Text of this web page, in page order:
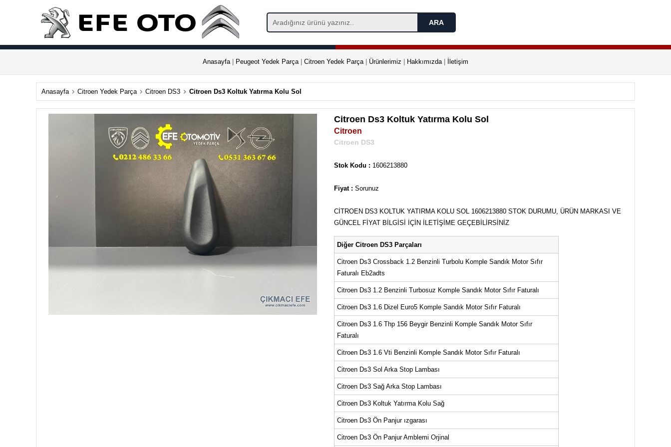
Anasayfa| Peugeot Yedek Parça| Citroen Yedek Parça| Ürünlerimiz Hakkımızda| İletişim
Anasayfa Citroen Yedek Parça Citroen DS3 Citroen Ds3 Koltuk Yatırma Kolu Sol
Citroen Ds3 Koltuk Yatırma Kolu Sol
Citroen
Citroen DS3
Stok Kodu : 1606213880
Fiyat : Sorunuz
CİTROEN DS3 KOLTUK YATIRMA KOLU SOL 1606213880 STOK DURUMU, ÜRÜN MARKASI VE
GÜNCEL FİYAT BİLGİSİ İÇİN İLETİŞİME GEÇEBİLİRSİNİZ
Diğer Citroen DS3 Parçaları
Citroen Ds3 Crossback 1.2 Benzinli Turbolu Komple Sandık Motor Sıfır
Faturalı Eb2adts
Citroen Ds3 1.2 Benzinli Turbosuz Komple Sandık Motor Sıfır Faturalı
Citroen Ds3 1.6 Dizel Euro5 Komple Sandık Motor Sıfır Faturalı
Citroen Ds3 1.6 Thp 156 Beygir Benzinli Komple Sandık Motor Sıfır
Faturalı
Citroen Ds3 1.6 Vti Benzinli Komple Sandık Motor Sıfır Faturalı
Citroen Ds3 Sol Arka Stop Lambası
Citroen Ds3 Sağ Arka Stop Lambası
Citroen Ds3 Koltuk Yatırma Kolu Sağ
Citroen Ds3 Ön Panjur ızgarası
Citroen Ds3 Ön Panjur Amblemi Orjinal